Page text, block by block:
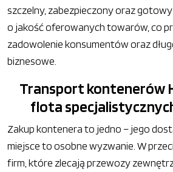
szczelny, zabezpieczony oraz gotowy
o jakość oferowanych towarów, co
zadowolenie konsumentów oraz
biznesowe.
Transport kontenerów
flota
Zakup kontenera to jedno – jego
miejsce to osobne wyzwanie. W
firm, które zlecają przewozy